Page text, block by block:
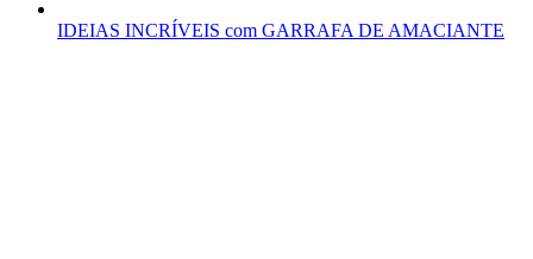
IDEIAS INCRÍVEIS com GARRAFA DE AMACIANTE